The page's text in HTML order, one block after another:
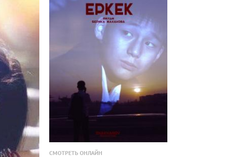
СМОТРЕТЬ ОНЛАЙН